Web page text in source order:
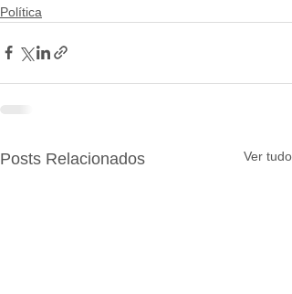
Política
Posts Relacionados Ver tudo